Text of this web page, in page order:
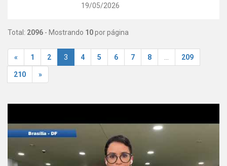
19/05/2026
Total: 2096 - Mostrando 10por página
« 1 2 3 4 5 6 7 8 209
210 »